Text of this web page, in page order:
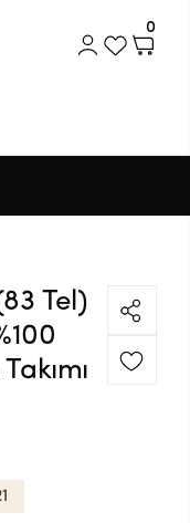
0
Tel)